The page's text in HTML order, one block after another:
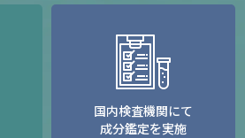
国内検査機関にて
成分鑑定を実施